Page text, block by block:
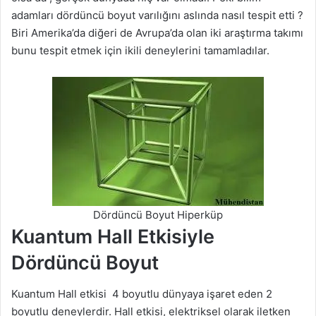
adamları dördüncü boyut varılığını aslında nasıl tespit etti ?
Biri Amerika’da diğeri de Avrupa’da olan iki araştırma takımı
bunu tespit etmek için ikili deneylerini tamamladılar.
Dördüncü Boyut Hiperküp
Kuantum Hall Etkisiyle
Dördüncü Boyut
Kuantum Hall etkisi 4 boyutlu dünyaya işaret eden 2
boyutlu deneylerdir. Hall etkisi, elektriksel olarak iletken